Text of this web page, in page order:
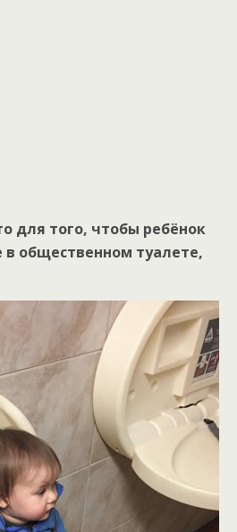
для того, чтобы ребёнок
в общественном туалете,